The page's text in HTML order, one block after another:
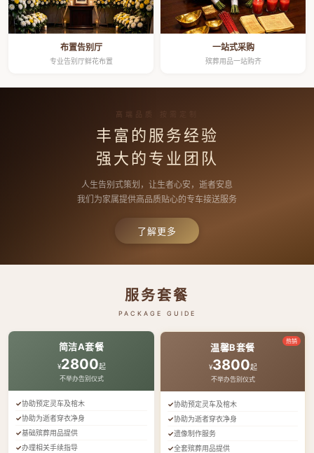
布置告别厅
专业告别厅鲜花布置
一站式采购
殡葬用品一站购齐
高端品质 按需定制
丰富的服务经验
强大的专业团队
人生告别式策划，让生者心安，逝者安息
我们为家属提供高品质贴心的专车接送服务
了解更多
服务套餐
PACKAGE GUIDE
简洁A套餐
¥2800起
不举办告别仪式
协助预定灵车及棺木
协助为逝者穿衣净身
基础殡葬用品提供
办理相关手续指导
热销
温馨B套餐
¥3800起
不举办告别仪式
协助预定灵车及棺木
协助为逝者穿衣净身
遗像制作服务
全套殡葬用品提供